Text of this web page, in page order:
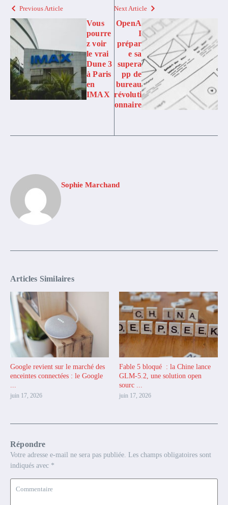
Previous Article
Vous
pourre
z voir
le vrai
Dune 3
à Paris
en
IMAX
Next Article
OpenA
I
prépar
e sa
supera
pp de
bureau
révoluti
onnaire
Sophie Marchand
Articles Similaires
Google revient sur le marché des
enceintes connectées : le Google
...
juin 17, 2026
Fable 5 bloqué : la Chine lance
GLM-5.2, une solution open
sourc ...
juin 17, 2026
Répondre
Votre adresse e-mail ne sera pas publiée. Les champs obligatoires sont
indiqués avec *